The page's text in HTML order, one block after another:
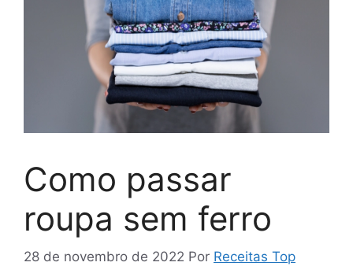
Como passar
roupa sem ferro
28 de novembro de 2022 Por Receitas Top